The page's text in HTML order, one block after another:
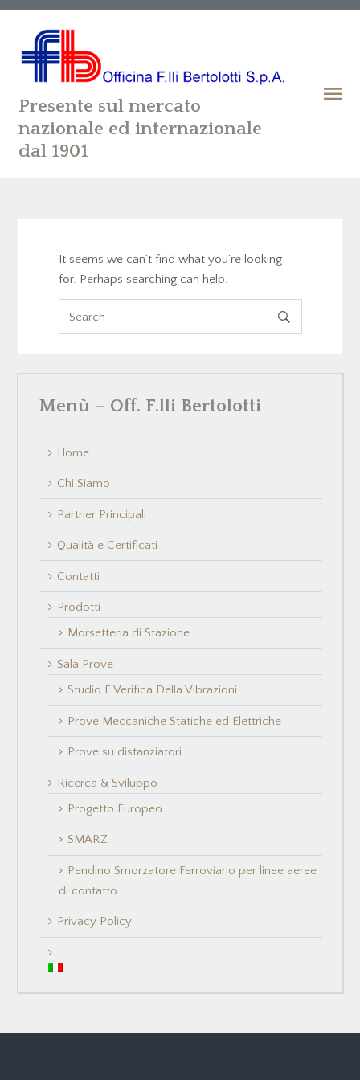
Presente sul mercato
nazionale ed internazionale
dal 1901
It seems we can’t find what you’re looking
for. Perhaps searching can help.

Menù – Off. F.lli Bertolotti
Home
Chi Siamo
Partner Principali
Qualità e Certificati
Contatti
Prodotti
Morsetteria di Stazione
Sala Prove
Studio E Verifica Della Vibrazioni
Prove Meccaniche Statiche ed Elettriche
Prove su distanziatori
Ricerca & Sviluppo
Progetto Europeo
SMARZ
Pendino Smorzatore Ferroviario per linee aeree
di contatto
Privacy Policy